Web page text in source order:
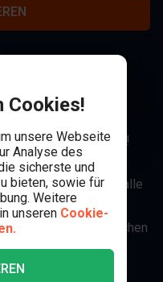
Schätzen tauchst!
Gewinne verdoppelt,
aktivieren, wo alle
Delphinen, Seepferdchen
des
zum
Cookies!
unsere Webseite
Analyse des
sicherste und
bieten, sowie für
Weitere
unseren Cookie-